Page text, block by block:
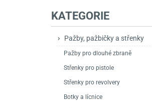
Vzduchové pistole a
Plynové pistole a
Perkusní zbraně
Nože
KATEGORIE
Pažby, pažbičky a střenky
Pažby pro dlouhé zbraně
Střenky pro pistole
Střenky pro revolvery
Botky a lícnice